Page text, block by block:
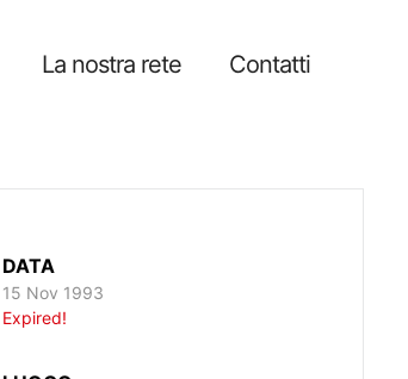
La nostra rete Contatti
DATA
15 Nov 1993
Expired!